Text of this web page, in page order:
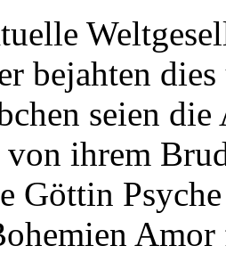
bejahten
seien
ihrem
Göttin